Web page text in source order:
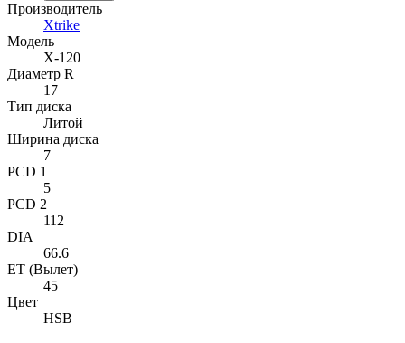
Производитель
Xtrike
Модель
X-120
Диаметр R
17
Тип диска
Литой
Ширина диска
7
PCD 1
5
PCD 2
112
DIA
66.6
ET (Вылет)
45
Цвет
HSB